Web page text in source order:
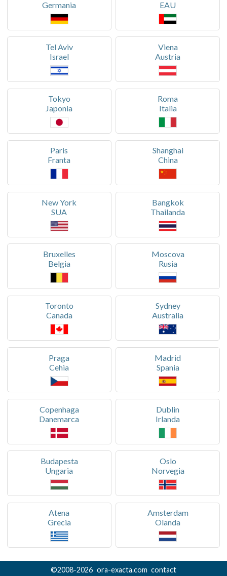
Germania
EAU
Tel Aviv
Israel
Viena
Austria
Tokyo
Japonia
Roma
Italia
Paris
Franta
Shanghai
China
New York
SUA
Bangkok
Thailanda
Bruxelles
Belgia
Moscova
Rusia
Toronto
Canada
Sydney
Australia
Praga
Cehia
Madrid
Spania
Copenhaga
Danemarca
Dublin
Irlanda
Budapesta
Ungaria
Oslo
Norvegia
Atena
Grecia
Amsterdam
Olanda
©2008-2026 ora-exacta.com contact